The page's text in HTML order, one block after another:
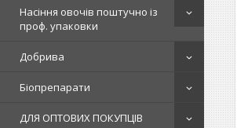
Насіння овочів поштучно із
проф. упаковки
Добрива
Біопрепарати
ДЛЯ ОПТОВИХ ПОКУПЦІВ